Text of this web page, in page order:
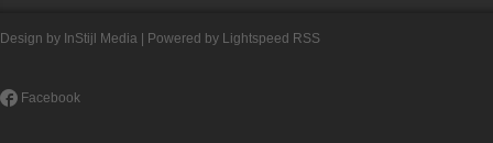
Design by InStijl Media | Powered by Lightspeed RSS
Facebook